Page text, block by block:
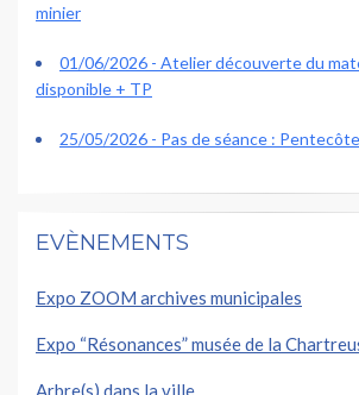
minier
01/06/2026 - Atelier découverte du
disponible + TP
25/05/2026 - Pas de séance : Pentecôte
EVÈNEMENTS
Expo ZOOM archives municipales
Expo “Résonances” musée de la
Arbre(s) dans la ville